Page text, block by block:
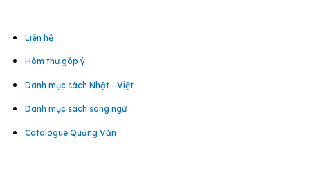
Liên hệ
Hòm thư góp ý
Danh mục sách Nhật - Việt
Danh mục sách song ngữ
Catalogue Quảng Văn